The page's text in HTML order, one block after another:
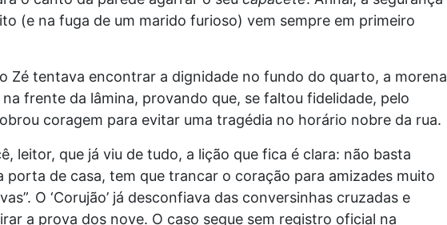
(e na fuga de um marido furioso) vem sempre em primeiro
Zé tentava encontrar a dignidade no fundo do quarto, a morena
na frente da lâmina, provando que, se faltou fidelidade, pelo
coragem para evitar uma tragédia no horário nobre da rua.
leitor, que já viu de tudo, a lição que fica é clara: não basta
porta de casa, tem que trancar o coração para amizades muito
O ‘Corujão’ já desconfiava das conversinhas cruzadas e
a prova dos nove. O caso segue sem registro oficial na